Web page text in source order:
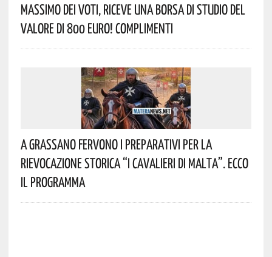
Massimo Dei Voti, Riceve Una Borsa Di Studio Del
Valore Di 800 Euro! Complimenti
A Grassano Fervono I Preparativi Per La
Rievocazione Storica “I CAVALIERI DI MALTA”. Ecco
Il Programma